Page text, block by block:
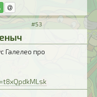
#53
Галелео про